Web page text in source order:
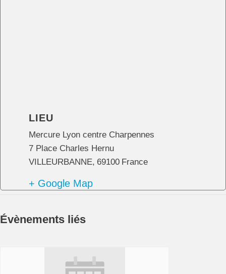
LIEU
Mercure Lyon centre Charpennes
7 Place Charles Hernu
VILLEURBANNE, 69100 France
+ Google Map
Évènements liés